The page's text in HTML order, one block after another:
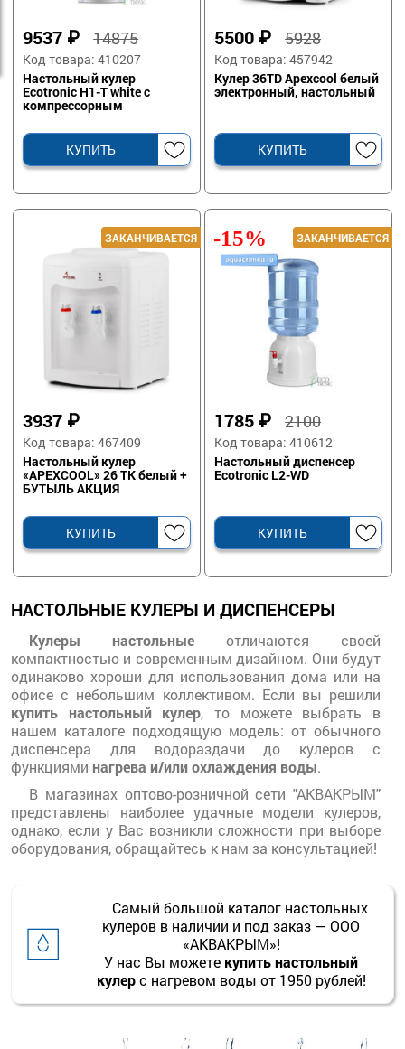
9537 ₽14875
Код товара: 410207
Настольный кулер
Ecotronic H1-T white с
компрессорным
КУПИТЬ
5500 ₽5928
Код товара: 457942
Кулер 36TD Apexcool белый
электронный, настольный
КУПИТЬ
3937 ₽
Код товара: 467409
Настольный кулер
«APEXCOOL» 26 TK белый +
БУТЫЛЬ АКЦИЯ
КУПИТЬ
1785 ₽2100
Код товара: 410612
Настольный диспенсер
Ecotronic L2-WD
КУПИТЬ
-15%
НАСТОЛЬНЫЕ КУЛЕРЫ И ДИСПЕНСЕРЫ
Кулеры настольные отличаются своей
компактностью и современным дизайном. Они будут
одинаково хороши для использования дома или на
офисе с небольшим коллективом. Если вы решили
купить настольный кулер, то можете выбрать в
нашем каталоге подходящую модель: от обычного
диспенсера для водораздачи до кулеров с
функциями нагрева и/или охлаждения воды.
В магазинах оптово-розничной сети "АКВАКРЫМ"
представлены наиболее удачные модели кулеров,
однако, если у Вас возникли сложности при выборе
оборудования, обращайтесь к нам за консультацией!
Самый большой каталог настольных
кулеров в наличии и под заказ — ООО
«АКВАКРЫМ»!
У нас Вы можете купить настольный
кулерс нагревом воды от 1950 рублей!